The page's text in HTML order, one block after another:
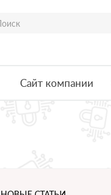
Сайт компании